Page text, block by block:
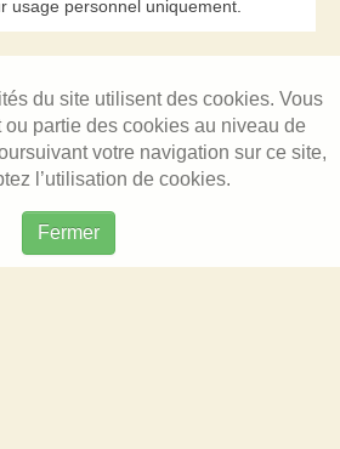
usage personnel uniquement.
du site utilisent des cookies. Vous
partie des cookies au niveau de
votre navigation sur ce site,
l’utilisation de cookies.
Fermer